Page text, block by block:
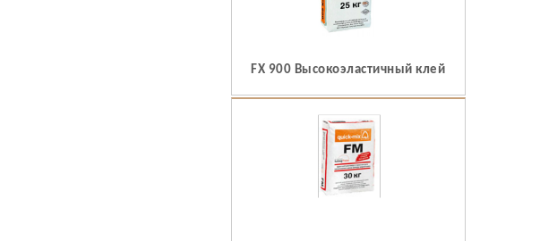
FX 900 Высокоэластичный клей